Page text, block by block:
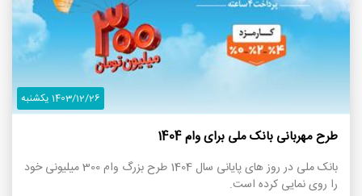
1403/12/26 یکشنبه
طرح مهربانی بانک ملی برای وام 1404
بانک ملی در روز های پایانی سال 1404 طرح بزرگ وام 300 میلیونی خود
را روی نمایی کرده است.